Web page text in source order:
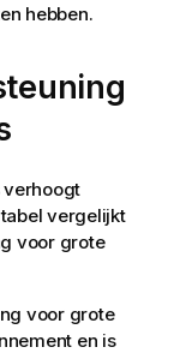
hebben.
verhoogt
vergelijkt
voor grote
voor grote
en is